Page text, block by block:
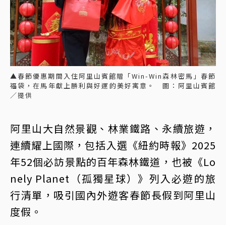
▲春節優惠期間入住阿里山賓館贈「Win-Win森林密馬」春節
福袋，在馬年獻上勝利與好運的美好寓意。 圖：阿里山賓館
／提供
阿里山大自然景觀、林業鐵路、永續旅遊，
連續耀上國際，包括入選《紐約時報》2025
年52個必訪景點的百年森林鐵道，也被《Lo
nely Planet（孤獨星球）》列入必遊的旅
行清單，吸引國內外遊客春節長假到阿里山
度假。